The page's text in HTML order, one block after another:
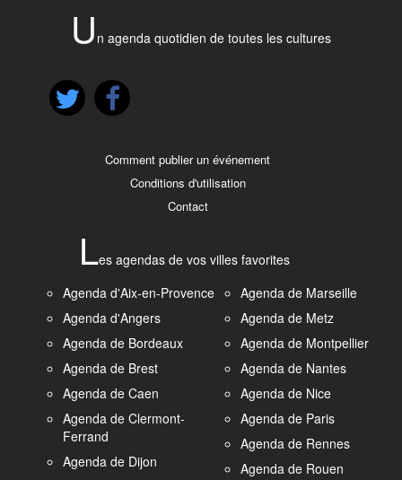
U n agenda quotidien de toutes les cultures
Comment publier un événement
Conditions d'utilisation
Contact
Les agendas de vos villes favorites
Agenda d'Aix-en-Provence
Agenda d'Angers
Agenda de Bordeaux
Agenda de Brest
Agenda de Caen
Agenda de Clermont-
Ferrand
Agenda de Dijon
Agenda de Marseille
Agenda de Metz
Agenda de Montpellier
Agenda de Nantes
Agenda de Nice
Agenda de Paris
Agenda de Rennes
Agenda de Rouen